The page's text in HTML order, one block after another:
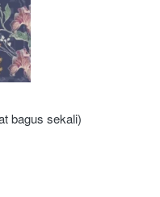
bagus sekali)